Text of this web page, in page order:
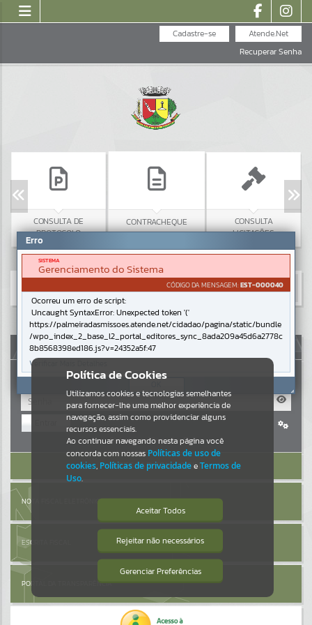
Atende.Net
Cadastre-se
Recuperar Senha
CONSULTA DE
PROTOCOLO
CONTRACHEQUE
CONSULTA
LICITAÇÕES
Resultados para""
Portais
Por favor, aguarde...
NOTÍCIAS
Por favor, aguarde...
Por favor, aguarde...
Por favor, aguarde...
AUTOATENDIMENTO
Cadastre-se|Recuperar Senha
ACESSAR SEM LOGIN
NOTA FISCAL ELETRÔNICA
ESCRITA FISCAL
PORTAL DA TRANSPARÊNCIA
Política de Cookies
Utilizamos cookies e tecnologias semelhantes
para fornecer-lhe uma melhor experiência de
navegação, assim como providenciar alguns
recursos essenciais.
Ao continuar navegando nesta página você
concorda com nossas Políticas de uso de
cookies, Políticas de privacidadeeTermos de
Uso.
Aceitar Todos
Rejeitar não necessários
Gerenciar Preferências
Isto significa que diversos recursos
providenciados poderão não estar
Erro
SISTEMA
Gerenciamento do Sistema
CÓDIGO DA MENSAGEM:EST-000040
Ocorreu um erro de script:
Uncaught SyntaxError: Unexpected token '('
https://palmeiradasmissoes.atende.net/cidadao/pagina/static/bundle
/wpo_index_2_base_l2_portal_editores_sync_8ada209a45d6a2778c
8b8568398ed186.js?v=24352a5f:47
Verificar Mais Detalhes